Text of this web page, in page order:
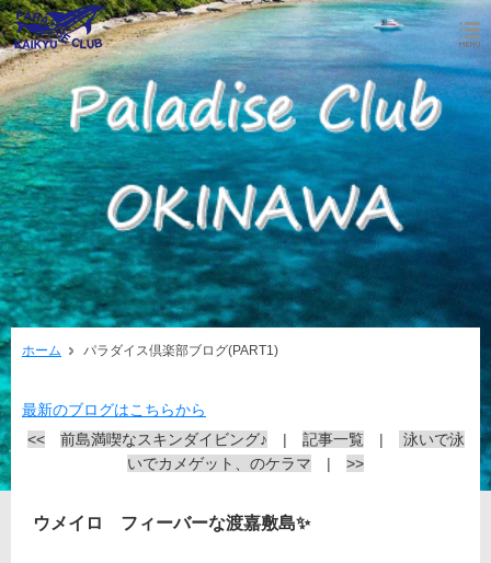
ホーム パラダイス倶楽部ブログ(PART1)
最新のブログはこちらから
<<
前島満喫なスキンダイビング♪ | 記事一覧|
泳いで泳
いでカメゲット、のケラマ | >>
ウメイロ フィーバーな渡嘉敷島✨